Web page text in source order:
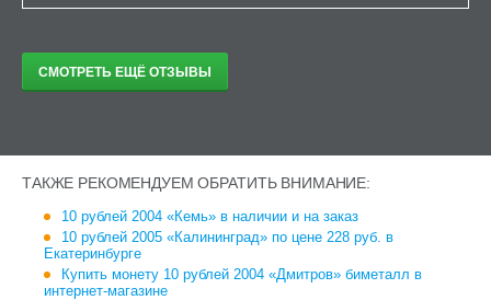
СМОТРЕТЬ ЕЩЁ ОТЗЫВЫ
ТАКЖЕ РЕКОМЕНДУЕМ ОБРАТИТЬ ВНИМАНИЕ:
10 рублей 2004 «Кемь» в наличии и на заказ
10 рублей 2005 «Калининград» по цене 228 руб. в
Екатеринбурге
Купить монету 10 рублей 2004 «Дмитров» биметалл в
интернет-магазине